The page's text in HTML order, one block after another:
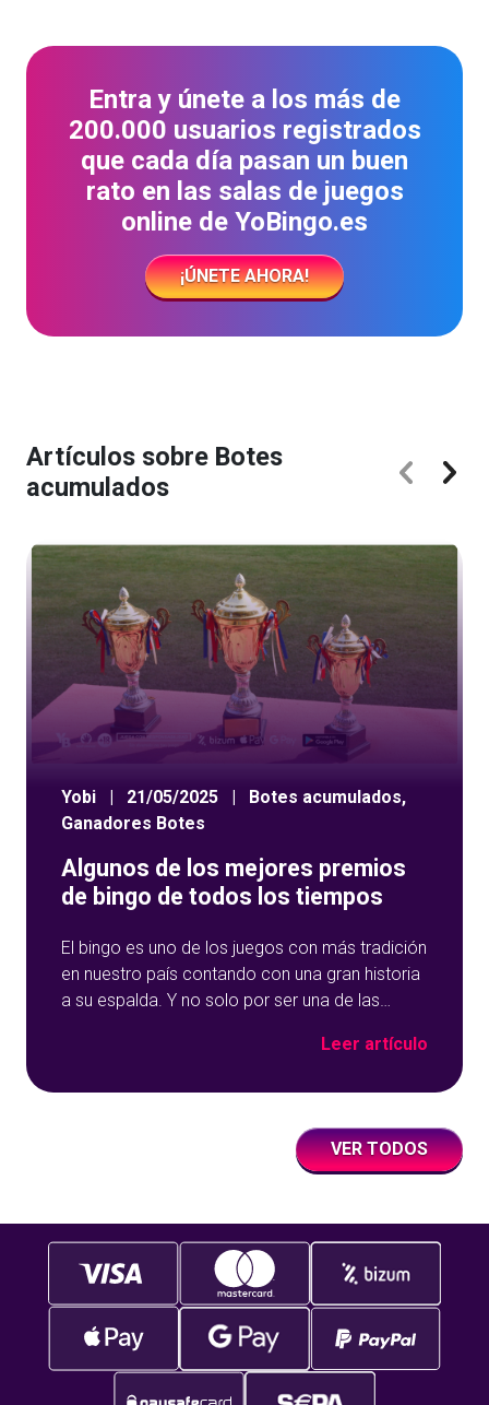
Entra y únete a los más de
200.000 usuarios registrados
que cada día pasan un buen
rato en las salas de juegos
online de YoBingo.es
¡ÚNETE AHORA!
Artículos sobre Botes
acumulados
Yobi | 21/05/2025 | Botes acumulados,
Ganadores Botes
Algunos de los mejores premios
de bingo de todos los tiempos
El bingo es uno de los juegos con más tradición
en nuestro país contando con una gran historia
a su espalda. Y no solo por ser una de las
de juegos de tómbola, YoBingo, sino porque es
Leer artículo
VER TODOS